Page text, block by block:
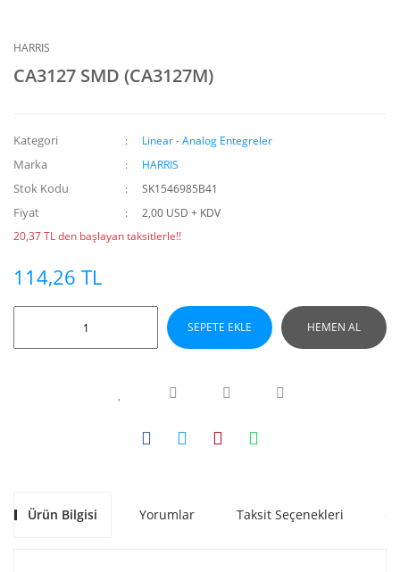
HARRIS
CA3127 SMD (CA3127M)
Kategori Linear - Analog Entegreler
Marka HARRIS
Stok Kodu SK1546985B41
Fiyat
2,00 USD + KDV
20,37 TL den başlayan taksitlerle!!
114,26 TL
SEPETE EKLE HEMEN AL
Ürün Bilgisi Yorumlar Taksit Seçenekleri